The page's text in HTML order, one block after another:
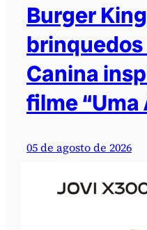
Burger
Canina
filme “Uma
05 de agosto de 2026